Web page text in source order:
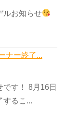
ルお知らせ
ナー終了...
す！ 8月16日
するこ...